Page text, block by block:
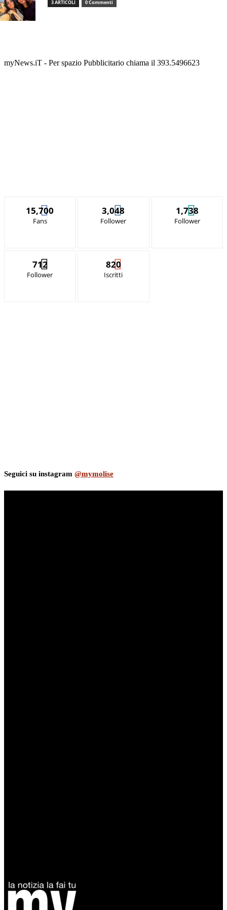
3 ARTICOLI 0 Commenti
myNews.iT - Per spazio Pubblicitario chiama il 393.5496623
15,700
Fans
3,048
Follower
1,738
Follower
712
Follower
820
Iscritti
Seguici su instagram @mymolise